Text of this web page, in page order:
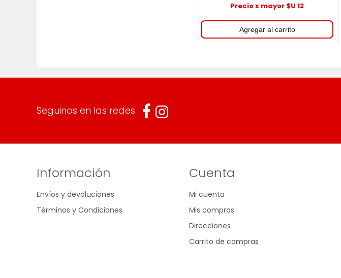
Precio x mayor $U 12
Seguinos en las redes
Información
Envíos y devoluciones
Términos y Condiciones
Cuenta
Mi cuenta
Mis compras
Direcciones
Carrito de compras